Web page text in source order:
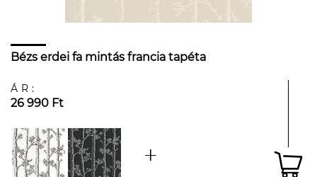
Bézs erdei fa mintás francia tapéta
ÁR:
26 990 Ft